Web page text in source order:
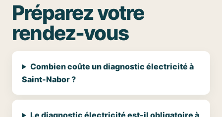
Préparez votre
rendez-vous
Combien coûte un diagnostic électricité à
Saint-Nabor ?
Le diagnostic électricité est-il obligatoire à